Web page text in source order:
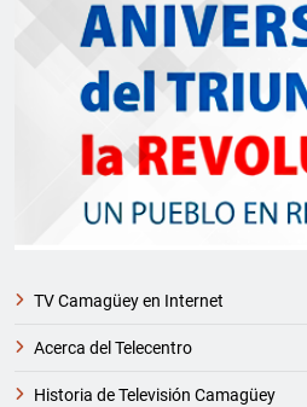
TV Camagüey en Internet
Acerca del Telecentro
Historia de Televisión Camagüey